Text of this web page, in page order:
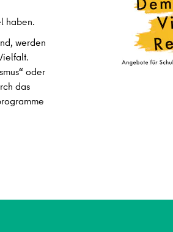
haben.
werden
oder
das